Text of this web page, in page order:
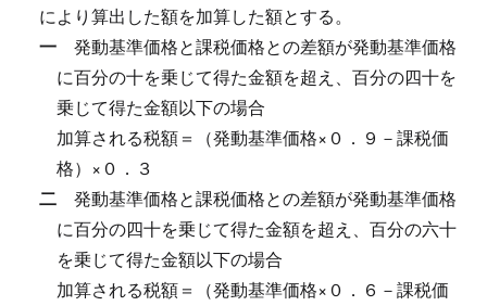
により算出した額を加算した額とする。
一
発動基準価格と課税価格との差額が発動基準価格
に百分の十を乗じて得た金額を超え、百分の四十を
乗じて得た金額以下の場合
加算される税額＝（発動基準価格×０．９－課税価
格）×０．３
二
発動基準価格と課税価格との差額が発動基準価格
に百分の四十を乗じて得た金額を超え、百分の六十
を乗じて得た金額以下の場合
加算される税額＝（発動基準価格×０．６－課税価